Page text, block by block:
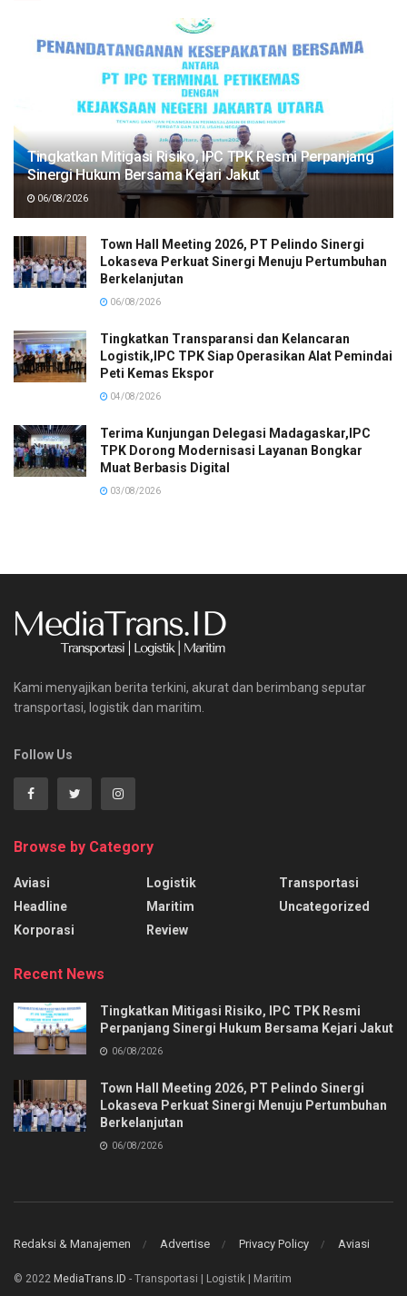
Tingkatkan Mitigasi Risiko, IPC TPK Resmi Perpanjang
Sinergi Hukum Bersama Kejari Jakut
06/08/2026
Town Hall Meeting 2026, PT Pelindo Sinergi
Lokaseva Perkuat Sinergi Menuju Pertumbuhan
Berkelanjutan
06/08/2026
Tingkatkan Transparansi dan Kelancaran
Logistik,IPC TPK Siap Operasikan Alat Pemindai
Peti Kemas Ekspor
04/08/2026
Terima Kunjungan Delegasi Madagaskar,IPC
TPK Dorong Modernisasi Layanan Bongkar
Muat Berbasis Digital
03/08/2026
Kami menyajikan berita terkini, akurat dan berimbang seputar
transportasi, logistik dan maritim.
Follow Us
Browse by Category
Aviasi
Headline
Korporasi
Logistik
Maritim
Review
Transportasi
Uncategorized
Recent News
Tingkatkan Mitigasi Risiko, IPC TPK Resmi
Perpanjang Sinergi Hukum Bersama Kejari Jakut
06/08/2026
Town Hall Meeting 2026, PT Pelindo Sinergi
Lokaseva Perkuat Sinergi Menuju Pertumbuhan
Berkelanjutan
06/08/2026
Redaksi & Manajemen Advertise Privacy Policy Aviasi
© 2022 MediaTrans.ID - Transportasi | Logistik | Maritim